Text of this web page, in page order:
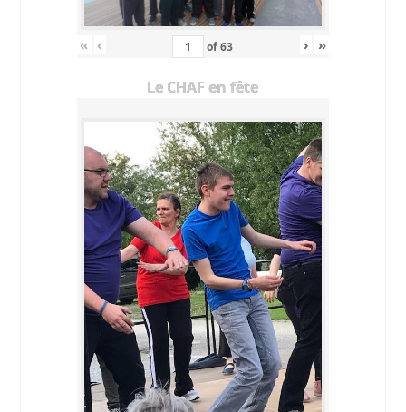
« ‹ of63 › »
Le CHAF en fête